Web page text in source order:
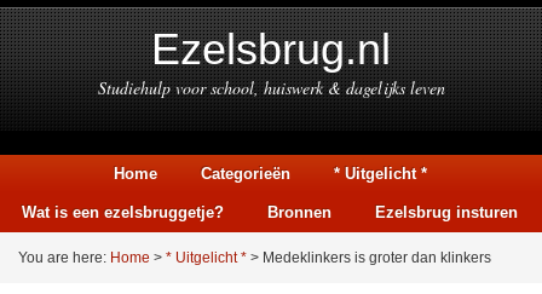
Ezelsbrug.nl
Studiehulp voor school, huiswerk & dagelijks leven
Home Categorieën * Uitgelicht *
Wat is een ezelsbruggetje? Bronnen Ezelsbrug insturen
You are here: Home > * Uitgelicht * > Medeklinkers is groter dan klinkers